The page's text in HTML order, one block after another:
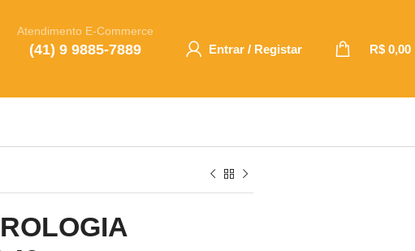
Atendimento E-Commerce
(41) 9 9885-7889 Entrar / Registar R$ 0,00